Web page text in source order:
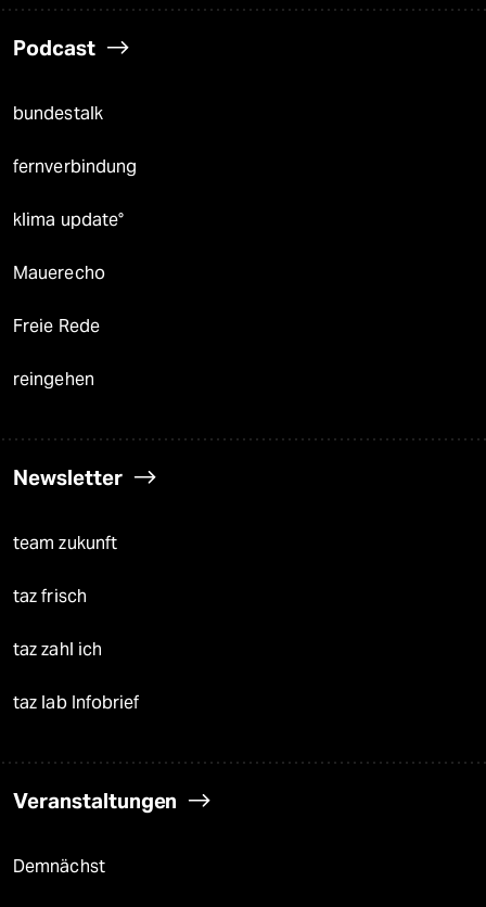
Podcast
bundestalk
fernverbindung
klima update°
Mauerecho
Freie Rede
reingehen
Newsletter
team zukunft
taz frisch
taz zahl ich
taz lab Infobrief
Veranstaltungen
Demnächst